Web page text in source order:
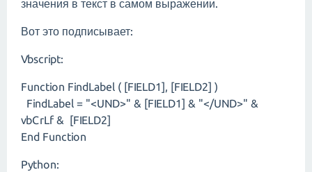
значения в текст в самом выражении.
Вот это подписывает:
Vbscript:
Function FindLabel ( [FIELD1], [FIELD2] )
FindLabel = "<UND>" & [FIELD1] & "</UND>" &
vbCrLf & [FIELD2]
End Function
Python: